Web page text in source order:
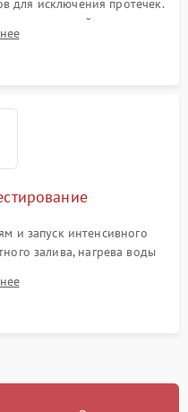
для исключения протечек.
системы,
датчика поплавка.
и запуск интенсивного
залива, нагрева воды
посторонних шумов,
сухости в поддоне.